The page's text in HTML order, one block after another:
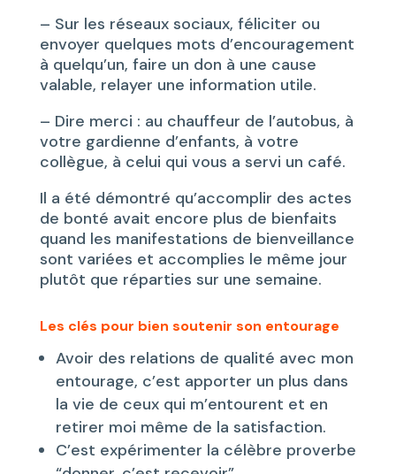
– Sur les réseaux sociaux, féliciter ou
envoyer quelques mots d’encouragement
à quelqu’un, faire un don à une cause
valable, relayer une information utile.
– Dire merci : au chauffeur de l’autobus, à
votre gardienne d’enfants, à votre
collègue, à celui qui vous a servi un café.
Il a été démontré qu’accomplir des actes
de bonté avait encore plus de bienfaits
quand les manifestations de bienveillance
sont variées et accomplies le même jour
plutôt que réparties sur une semaine.
Les clés pour bien soutenir son entourage
Avoir des relations de qualité avec mon
entourage, c’est apporter un plus dans
la vie de ceux qui m’entourent et en
retirer moi même de la satisfaction.
C’est expérimenter la célèbre proverbe